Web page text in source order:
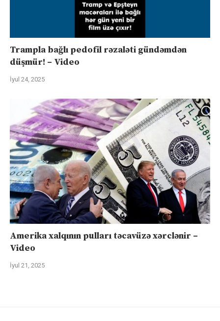
Trampla bağlı pedofil rəzaləti gündəmdən
düşmür! – Video
İyul 24, 2025
Amerika xalqının pulları təcavüzə xərclənir –
Video
İyul 21, 2025